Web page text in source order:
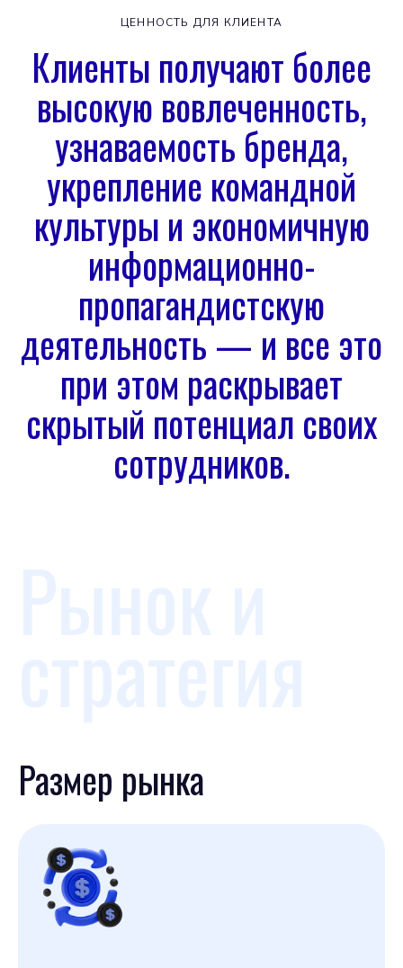
ЦЕННОСТЬ ДЛЯ КЛИЕНТА
Клиенты получают более
высокую вовлеченность,
узнаваемость бренда,
укрепление командной
культуры и экономичную
информационно-
пропагандистскую
деятельность — и все это
при этом раскрывает
скрытый потенциал своих
сотрудников.
Размер рынка